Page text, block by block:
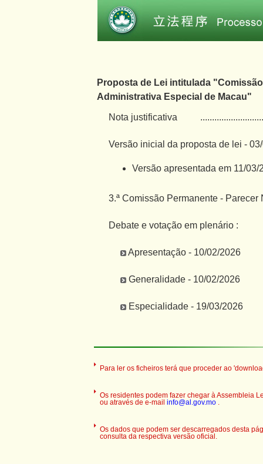
Proposta de Lei intitulada
Administrativa Especial de Macau"
Nota justificativa
Versão inicial da proposta de lei -
Versão apresentada em 11/03/
3.ª Comissão Permanente - Parecer
Debate e votação em plenário :
Apresentação - 10/02/2026
Generalidade - 10/02/2026
Especialidade - 19/03/2026
Para ler os ficheiros terá que proceder ao
Os residentes podem fazer chegar à Assembleia
ou através de e-mail info@al.gov.mo .
Os dados que podem ser descarregados desta
consulta da respectiva versão oficial.